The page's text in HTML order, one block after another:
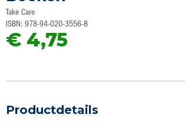
Take Care
ISBN: 978-94-020-3556-8
€ 4,75
begin
van
de
afbeeldingen-
Productdetails